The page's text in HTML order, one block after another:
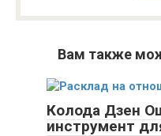
Вам также
Колода Дзен
инструмент